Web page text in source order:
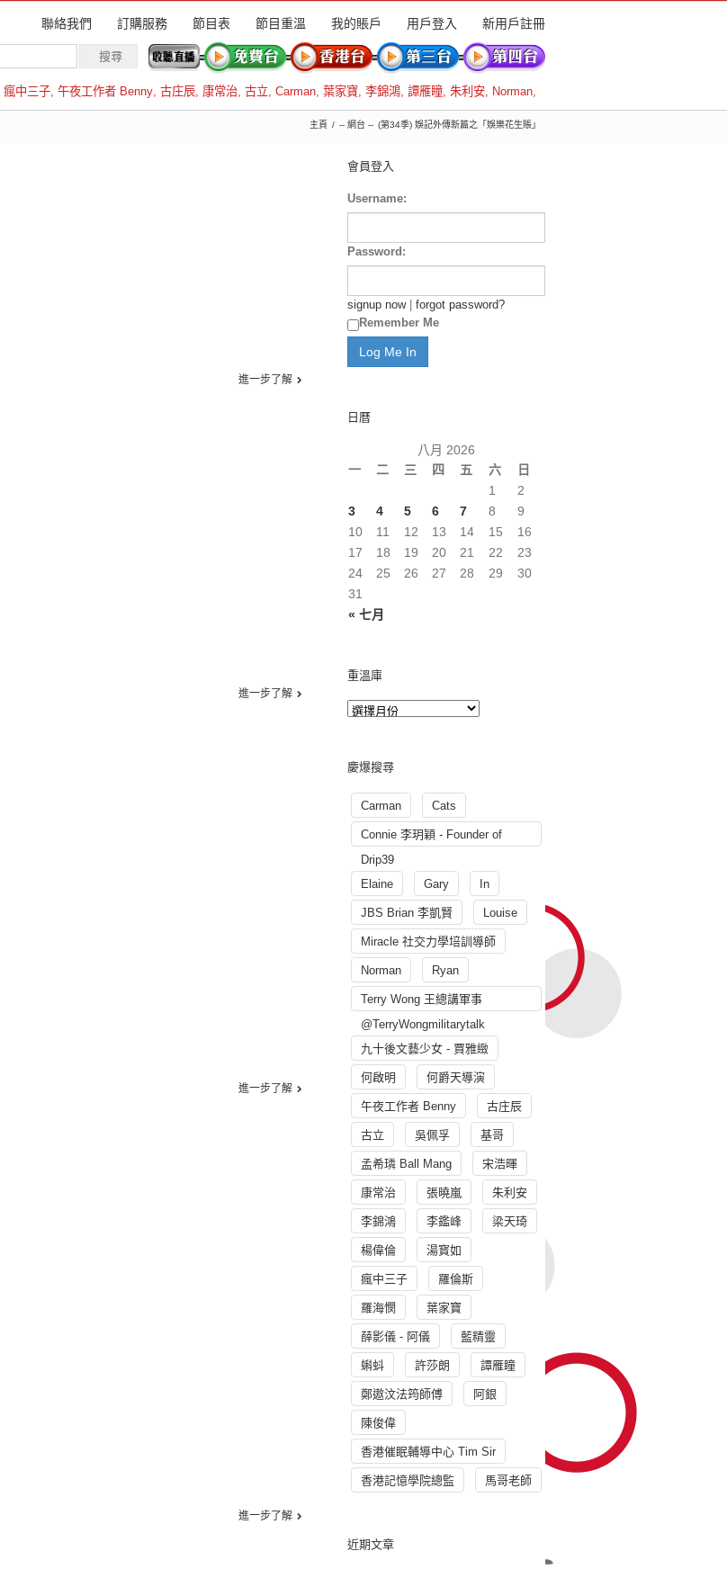
聯絡我們 訂購服務 節目表 節目重溫 我的賬戶 用戶登入 新用戶註冊
瘋中三子, 午夜工作者 Benny, 古庄辰, 康常治, 古立, Carman, 葉家寶, 李錦鴻, 譚雁瞳, 朱利安, Norman,
主頁 -- 網台 -- (第34季) 娛記外傳新篇之「娛樂花生賬」
進一步了解
進一步了解
進一步了解
進一步了解
會員登入
Username:
Password:
signup now| forgot password?
Remember Me
日曆
八月 2026
一
二 三 四 五 六 日
« 七月
1
2
3
4 5 6 7 8
9
10
11 12 13 14 15
16
17
18 19 20 21 22
23
24
25 26 27 28 29
30
31
重溫庫
慶爆搜尋
Carman Cats
Connie 李玥穎 - Founder of
Drip39
Elaine
Gary In
JBS Brian 李凱賢 Louise
Miracle 社交力學培訓導師
Norman Ryan
Terry Wong 王總講軍事
@TerryWongmilitarytalk
九十後文藝少女 - 賈雅緻
何啟明 何爵天導演
午夜工作者 Benny 古庄辰
古立 吳佩孚 基哥
孟希璘 Ball Mang 宋浩暉
康常治 張曉嵐 朱利安
李錦鴻 李鑑峰 梁天琦
楊偉倫 湯寳如
瘋中三子 羅倫斯
羅海憫 葉家寶
薛影儀 - 阿儀 藍精靈
蝌蚪 許莎朗 譚雁瞳
鄭遨汶法筠師傅 阿銀
陳俊偉
香港催眠輔導中心 Tim Sir
香港記憶學院總監 馬哥老師
近期文章